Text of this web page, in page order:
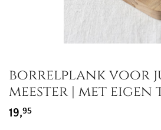
borrelplank voor
meester | met eigen
19,95